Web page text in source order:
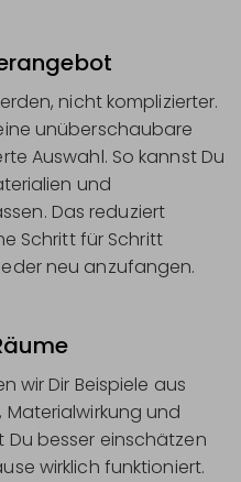
nicht komplizierter.
unüberschaubare
Auswahl. So kannst Du
und
Das reduziert
Schritt für Schritt
neu anzufangen.
wir Dir Beispiele aus
und
besser einschätzen
wirklich funktioniert.